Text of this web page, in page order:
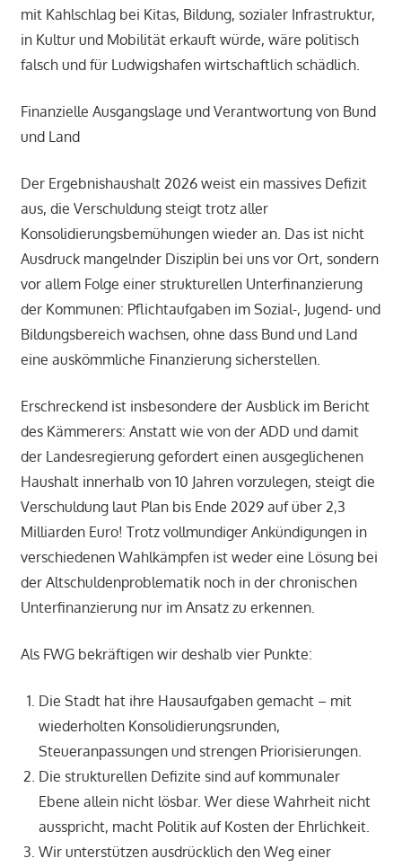
mit Kahlschlag bei Kitas, Bildung, sozialer Infrastruktur,
in Kultur und Mobilität erkauft würde, wäre politisch
falsch und für Ludwigshafen wirtschaftlich schädlich.
Finanzielle Ausgangslage und Verantwortung von Bund
und Land
Der Ergebnishaushalt 2026 weist ein massives Defizit
aus, die Verschuldung steigt trotz aller
Konsolidierungsbemühungen wieder an. Das ist nicht
Ausdruck mangelnder Disziplin bei uns vor Ort, sondern
vor allem Folge einer strukturellen Unterfinanzierung
der Kommunen: Pflichtaufgaben im Sozial-, Jugend- und
Bildungsbereich wachsen, ohne dass Bund und Land
eine auskömmliche Finanzierung sicherstellen.
Erschreckend ist insbesondere der Ausblick im Bericht
des Kämmerers: Anstatt wie von der ADD und damit
der Landesregierung gefordert einen ausgeglichenen
Haushalt innerhalb von 10 Jahren vorzulegen, steigt die
Verschuldung laut Plan bis Ende 2029 auf über 2,3
Milliarden Euro! Trotz vollmundiger Ankündigungen in
verschiedenen Wahlkämpfen ist weder eine Lösung bei
der Altschuldenproblematik noch in der chronischen
Unterfinanzierung nur im Ansatz zu erkennen.
Als FWG bekräftigen wir deshalb vier Punkte:
Die Stadt hat ihre Hausaufgaben gemacht – mit
wiederholten Konsolidierungsrunden,
Steueranpassungen und strengen Priorisierungen.
Die strukturellen Defizite sind auf kommunaler
Ebene allein nicht lösbar. Wer diese Wahrheit nicht
ausspricht, macht Politik auf Kosten der Ehrlichkeit.
Wir unterstützen ausdrücklich den Weg einer